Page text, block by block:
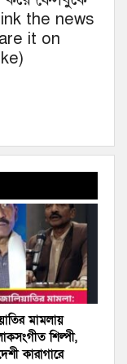
the news
it on
মামলায়
শিল্পী,
কারাগারে